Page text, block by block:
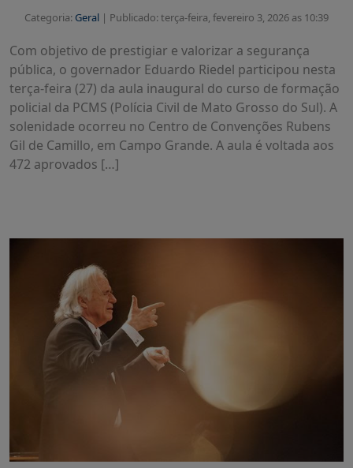
Categoria: Geral | Publicado: terça-feira, fevereiro 3, 2026 as 10:39
Com objetivo de prestigiar e valorizar a segurança
pública, o governador Eduardo Riedel participou nesta
terça-feira (27) da aula inaugural do curso de formação
policial da PCMS (Polícia Civil de Mato Grosso do Sul). A
solenidade ocorreu no Centro de Convenções Rubens
Gil de Camillo, em Campo Grande. A aula é voltada aos
472 aprovados […]